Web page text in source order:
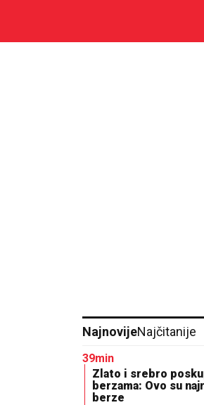
NajnovijeNajčitanije
39min
Zlato i srebro
berzama: Ovo su
berze